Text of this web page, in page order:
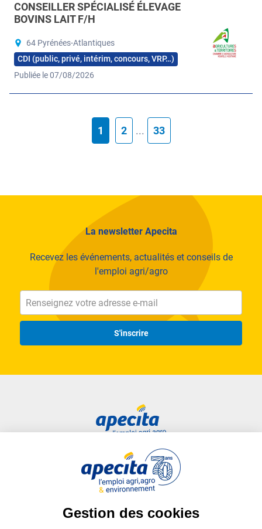
CONSEILLER SPÉCIALISÉ ÉLEVAGE
BOVINS LAIT F/H
64 Pyrénées-Atlantiques
CDI (public, privé, intérim, concours, VRP…)
Publiée le 07/08/2026
1 2 ... 33
La newsletter Apecita
Recevez les événements, actualités et conseils de
l'emploi agri/agro
S'inscrire
Liens utiles
Plan du site